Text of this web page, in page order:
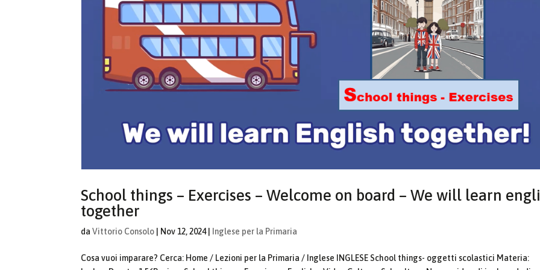
School things – Exercises – Welcome on board – We will learn
together
daVittorio Consolo Nov 12, 2024| Inglese per la Primaria
Cosa vuoi imparare? Cerca: Home / Lezioni per la Primaria / Inglese INGLESE School things- oggetti scolastici Materia: